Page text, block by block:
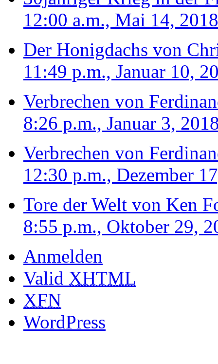
12:00 a.m., Mai 14, 2018
Der Honigdachs von
11:49 p.m., Januar 10,
Verbrechen von
8:26 p.m., Januar 3,
Verbrechen von
12:30 p.m., Dezember
Tore der Welt von Ken
8:55 p.m., Oktober 29,
Anmelden
Valid XHTML
XFN
WordPress